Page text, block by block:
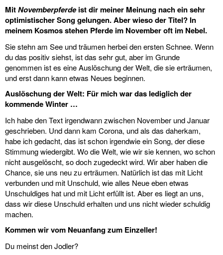
MitNovemberpferdeist dir meiner Meinung nach ein sehr
optimistischer Song gelungen. Aber wieso der Titel? In
meinem Kosmos stehen Pferde im November oft im Nebel.
Sie stehn am See und träumen herbei den ersten Schnee. Wenn
du das positiv siehst, ist das sehr gut, aber im Grunde
genommen ist es eine Auslöschung der Welt, die sie erträumen,
und erst dann kann etwas Neues beginnen.
Auslöschung der Welt: Für mich war das lediglich der
kommende Winter …
Ich habe den Text irgendwann zwischen November und Januar
geschrieben. Und dann kam Corona, und als das daherkam,
habe ich gedacht, das ist schon irgendwie ein Song, der diese
Stimmung wiedergibt. Wo die Welt, wie wir sie kennen, wo schon
nicht ausgelöscht, so doch zugedeckt wird. Wir aber haben die
Chance, sie uns neu zu erträumen. Natürlich ist das mit Licht
verbunden und mit Unschuld, wie alles Neue eben etwas
Unschuldiges hat und mit Licht erfüllt ist. Aber es liegt an uns,
dass wir diese Unschuld erhalten und uns nicht wieder schuldig
machen.
Kommen wir vom Neuanfang zum Einzeller!
Du meinst den Jodler?